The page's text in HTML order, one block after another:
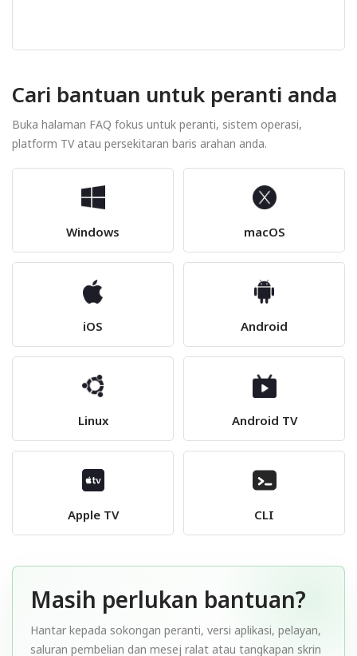
Cari bantuan untuk peranti anda
Buka halaman FAQ fokus untuk peranti, sistem operasi,
platform TV atau persekitaran baris arahan anda.
Windows macOS
iOS Android
Linux Android TV
Apple TV CLI
Masih perlukan bantuan?
Hantar kepada sokongan peranti, versi aplikasi, pelayan,
saluran pembelian dan mesej ralat atau tangkapan skrin